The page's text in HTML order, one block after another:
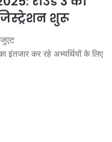
शुरू
कर रहे अभ्यर्थियों के लिए